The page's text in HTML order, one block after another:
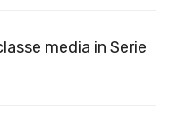
media in Serie